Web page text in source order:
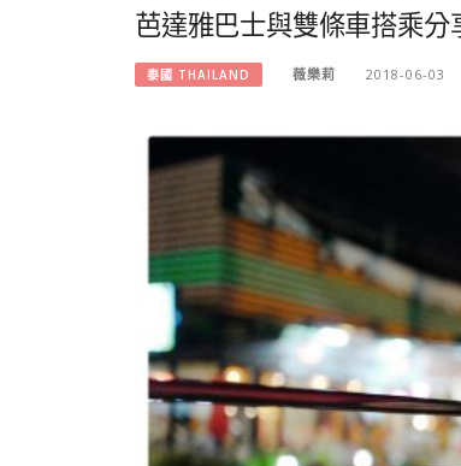
芭達雅巴士與雙條車搭乘分
泰國 THAILAND 薇樂莉 2018-06-03